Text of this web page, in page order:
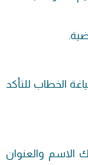
الخطاب للتأكد
والعنوان